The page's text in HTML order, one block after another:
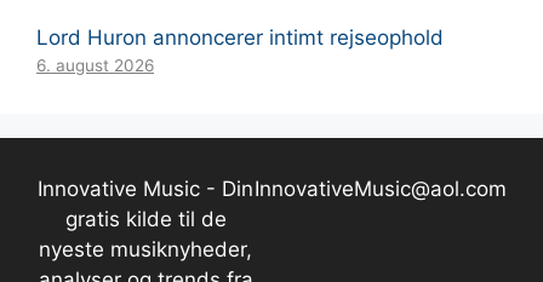
Lord Huron annoncerer intimt rejseophold
6. august 2026
Innovative Music - Din
gratis kilde til de
nyeste musiknyheder,
InnovativeMusic@aol.com